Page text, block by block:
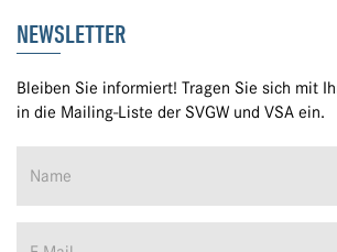
NEWSLETTER
Bleiben Sie informiert! Tragen Sie sich mit
in die Mailing-Liste der SVGW und VSA ein.